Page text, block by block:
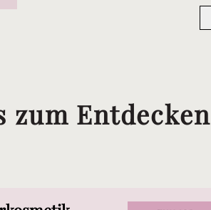
zum Entdecken